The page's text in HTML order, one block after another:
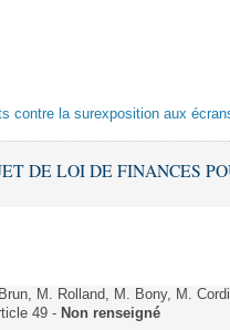
contre la surexposition aux
DE LOI DE FINANCES
M. Rolland, M. Bony, M.
49 - Non renseigné